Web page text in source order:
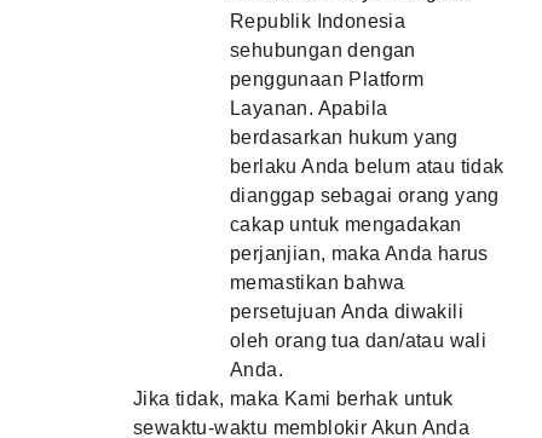
Republik Indonesia
sehubungan dengan
penggunaan Platform
Layanan. Apabila
berdasarkan hukum yang
berlaku Anda belum atau tidak
dianggap sebagai orang yang
cakap untuk mengadakan
perjanjian, maka Anda harus
memastikan bahwa
persetujuan Anda diwakili
oleh orang tua dan/atau wali
Anda.
Jika tidak, maka Kami berhak untuk
sewaktu-waktu memblokir Akun Anda